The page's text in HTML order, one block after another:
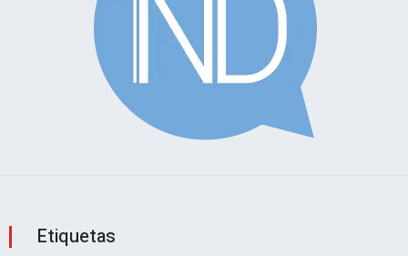
Etiquetas